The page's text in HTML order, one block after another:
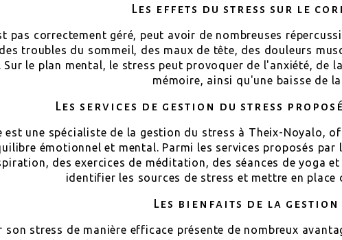
Les effets du stress sur le
pas correctement géré, peut avoir de nombreuses
troubles du sommeil, des maux de tête, des douleurs
Sur le plan mental, le stress peut provoquer de l'anxiété, de
mémoire, ainsi qu'une baisse de
Les services de gestion du stress
est une spécialiste de la gestion du stress à Theix-Noyalo,
émotionnel et mental. Parmi les services proposés
des exercices de méditation, des séances de yoga
identifier les sources de stress et mettre en
Les bienfaits de la gestion
son stress de manière efficace présente de nombreux